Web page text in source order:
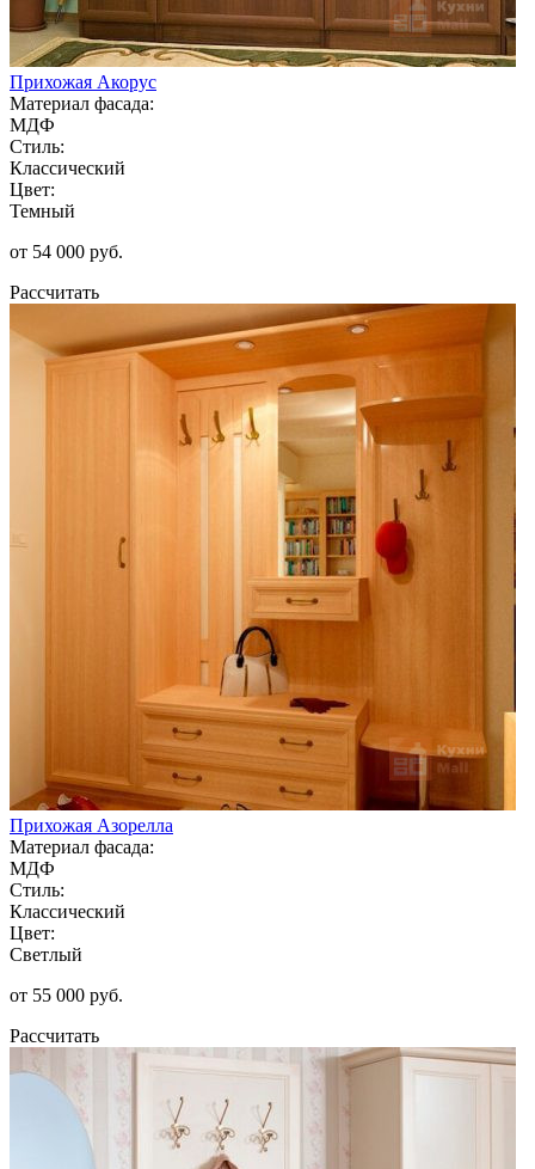
Прихожая Акорус
Материал фасада:
МДФ
Стиль:
Классический
Цвет:
Темный
от 54 000 руб.
Рассчитать
Прихожая Азорелла
Материал фасада:
МДФ
Стиль:
Классический
Цвет:
Светлый
от 55 000 руб.
Рассчитать